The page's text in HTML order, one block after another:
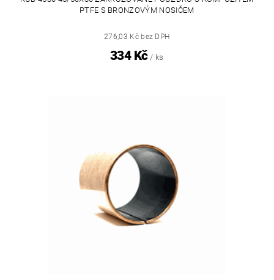
PTFE S BRONZOVÝM NOSIČEM
276,03 Kč bez DPH
334 Kč / ks